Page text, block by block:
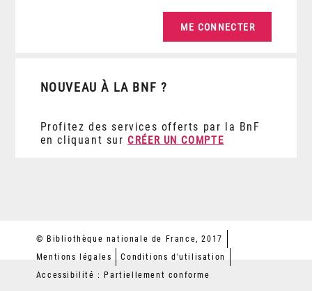
NOUVEAU À LA BNF ?
Profitez des services offerts par la BnF
en cliquant sur CRÉER UN COMPTE
© Bibliothèque nationale de France, 2017
Mentions légales
Conditions d'utilisation
Accessibilité : Partiellement conforme